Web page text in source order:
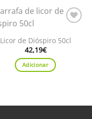
aos
favoritos
Licor de Dióspiro 50cl
42,19€
Adicionar